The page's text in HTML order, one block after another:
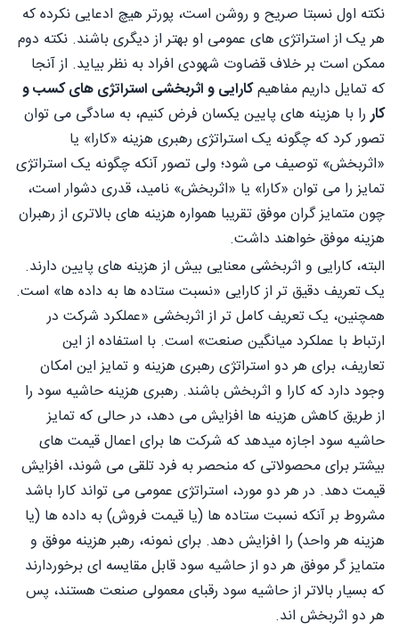
نکته اول نسبتا صریح و روشن است، پورتر هیچ ادعایی نکرده که
هر یک از استراتژی های عمومی او بهتر از دیگری باشند. نکته دوم
ممکن است بر خلاف قضاوت شهودی افراد به نظر بیاید. از آنجا
که تمایل داریم مفاهیمکارایی و اثربخشی استراتژی های کسب و
کاررا با هزینه های پایین یکسان فرض کنیم، به سادگی می توان
تصور کرد که چگونه یک استراتژی رهبری هزینه «کارا» یا
«اثربخش» توصیف می شود؛ ولی تصور آنکه چگونه یک استراتژی
تمایز را می توان «کارا» یا «اثربخش» نامید، قدری دشوار است،
چون متمایز گران موفق تقریبا همواره هزینه های بالاتری از رهبران
هزینه موفق خواهند داشت.
البته، کارایی و اثربخشی معنایی بیش از هزینه های پایین دارند.
یک تعریف دقیق تر از کارایی «نسبت ستاده ها به داده ها» است.
همچنین، یک تعریف کامل تر از اثربخشی «عملکرد شرکت در
ارتباط با عملکرد میانگین صنعت» است. با استفاده از این
تعاریف، برای هر دو استراتژی رهبری هزینه و تمایز این امکان
وجود دارد که کارا و اثربخش باشند. رهبری هزینه حاشیه سود را
از طریق کاهش هزینه ها افزایش می دهد، در حالی که تمایز
حاشیه سود اجازه میدهد که شرکت ها برای اعمال قیمت های
بیشتر برای محصولاتی که منحصر به فرد تلقی می شوند، افزایش
قیمت دهد. در هر دو مورد، استراتژی عمومی می تواند کارا باشد
مشروط بر آنکه نسبت ستاده ها (یا قیمت فروش) به داده ها (یا
هزینه هر واحد) را افزایش دهد. برای نمونه، رهبر هزینه موفق و
متمایز گر موفق هر دو از حاشیه سود قابل مقایسه ای برخوردارند
که بسیار بالاتر از حاشیه سود رقبای معمولی صنعت هستند، پس
هر دو اثربخش اند.